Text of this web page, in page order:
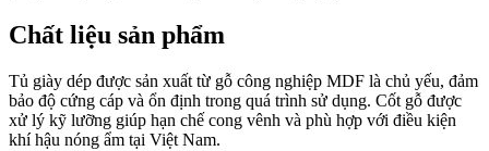
Chất liệu sản phẩm
Tủ giày dép được sản xuất từ gỗ công nghiệp MDF là chủ yếu, đảm
bảo độ cứng cáp và ổn định trong quá trình sử dụng. Cốt gỗ được
xử lý kỹ lưỡng giúp hạn chế cong vênh và phù hợp với điều kiện
khí hậu nóng ẩm tại Việt Nam.